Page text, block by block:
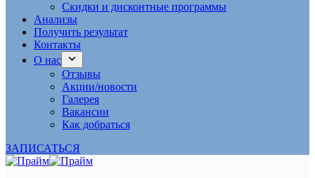
Скидки и дисконтные программы
Анализы
Получить результат
Контакты
О нас
Отзывы
Акции/новости
Галерея
Вакансии
Как добраться
ЗАПИСАТЬСЯ